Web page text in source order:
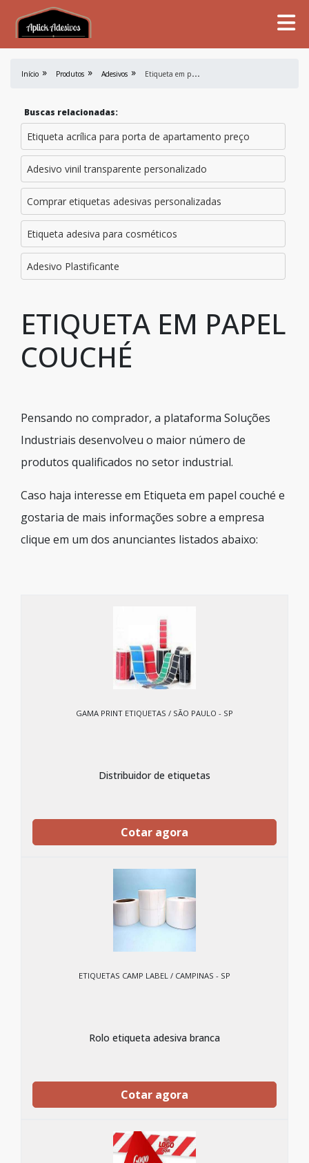
Início Produtos Adesivos E
tiqueta em papel couché
Buscas relacionadas:
Etiqueta acrílica para porta de apartamento preço
Adesivo vinil transparente personalizado
Comprar etiquetas adesivas personalizadas
Etiqueta adesiva para cosméticos
Adesivo Plastificante
ETIQUETA EM PAPEL
COUCHÉ
Pensando no comprador, a plataforma Soluções
Industriais desenvolveu o maior número de
produtos qualificados no setor industrial.
Caso haja interesse em Etiqueta em papel couché e
gostaria de mais informações sobre a empresa
clique em um dos anunciantes listados abaixo:
GAMA PRINT ETIQUETAS / SÃO PAULO - SP
Distribuidor de etiquetas
Cotar agora
ETIQUETAS CAMP LABEL / CAMPINAS - SP
Rolo etiqueta adesiva branca
Cotar agora